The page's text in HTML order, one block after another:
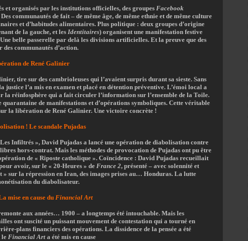
et organisés par les institutions officielles, des groupes Facebook
Des communautés de fait – de même âge, de même ethnie et de même culture
et d’habitudes alimentaires. Plus politique : deux groupes d’origine
de la gauche, et les Identitaires) organisent une manifestation festive
belle passerelle par delà les divisions artificielles. Et la preuve que des
communautés d’action.
de René Galinier
tire sur des cambrioleuses qui l’avaient surpris durant sa sieste. Sans
l’a mis en examen et placé en détention préventive. L’émoi local a
la réinfosphère qui a fait circuler l’information sur l’ensemble de la Toile.
quarantaine de manifestations et d’opérations symboliques. Cette véritable
la libération de René Galinier. Une victoire concrète !
! Le scandale Pujadas
Infiltrés », David Pujadas a lancé une opération de diabolisation contre
hors-contrat. Mais les méthodes de provocation de Pujadas ont pu être
de « Riposte catholique ». Coïncidence : David Pujadas recueillait
avoir, sur le « 20-Heures » de France 2, présenté – avec solennité et
» sur la répression en Iran, des images prises au… Honduras. La lutte
du diabolisateur.
mise en cause duFinancial Art
aux années… 1900 – a longtemps été intouchable. Mais les
ont suscité un puissant mouvement de contestation qui a tourné en
plans financiers des opérations. La dissidence de la pensée a été
le Financial Art a été mis en cause